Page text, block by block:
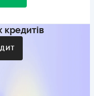
перший кредит
кредитів